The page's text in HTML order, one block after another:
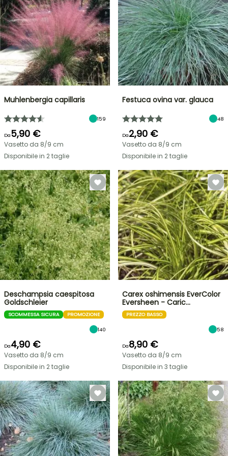
VENDITA
FLASH
FINO
AL
30%
DI
BULBI
PRIMAVERILI
Muhlenbergia capillaris
159
Da5,90 €
Vasetto da 8/9 cm
Disponibile in 2 taglie
Festuca ovina var. glauca
48
Da2,90 €
Vasetto da 8/9 cm
Disponibile in 2 taglie
Deschampsia caespitosa
Goldschleier
SCOMMESSA SICURA PROMOZIONE
140
Da4,90 €
Vasetto da 8/9 cm
Disponibile in 2 taglie
Carex oshimensis EverColor
Eversheen - Caric…
PREZZO BASSO
58
Da8,90 €
Vasetto da 8/9 cm
Disponibile in 3 taglie